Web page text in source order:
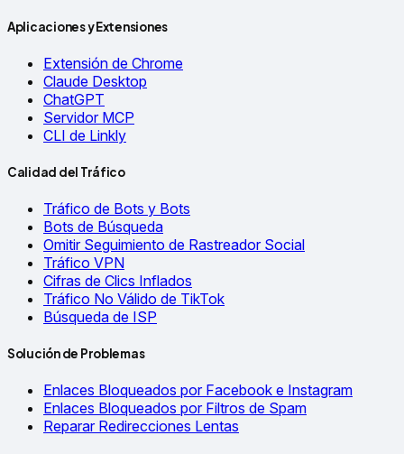
Aplicaciones y Extensiones
Extensión de Chrome
Claude Desktop
ChatGPT
Servidor MCP
CLI de Linkly
Calidad del Tráfico
Tráfico de Bots y Bots
Bots de Búsqueda
Omitir Seguimiento de Rastreador Social
Tráfico VPN
Cifras de Clics Inflados
Tráfico No Válido de TikTok
Búsqueda de ISP
Solución de Problemas
Enlaces Bloqueados por Facebook e Instagram
Enlaces Bloqueados por Filtros de Spam
Reparar Redirecciones Lentas